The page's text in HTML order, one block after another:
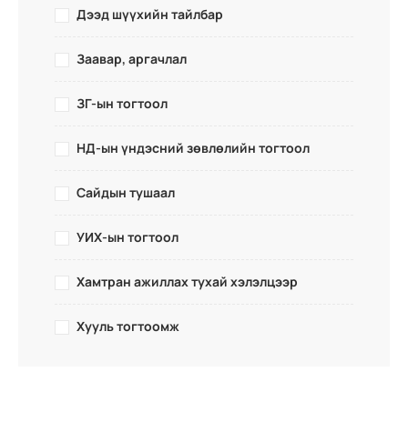
Дээд шүүхийн тайлбар
Заавар, аргачлал
ЗГ-ын тогтоол
НД-ын үндэсний зөвлөлийн тогтоол
Сайдын тушаал
УИХ-ын тогтоол
Хамтран ажиллах тухай хэлэлцээр
Хууль тогтоомж